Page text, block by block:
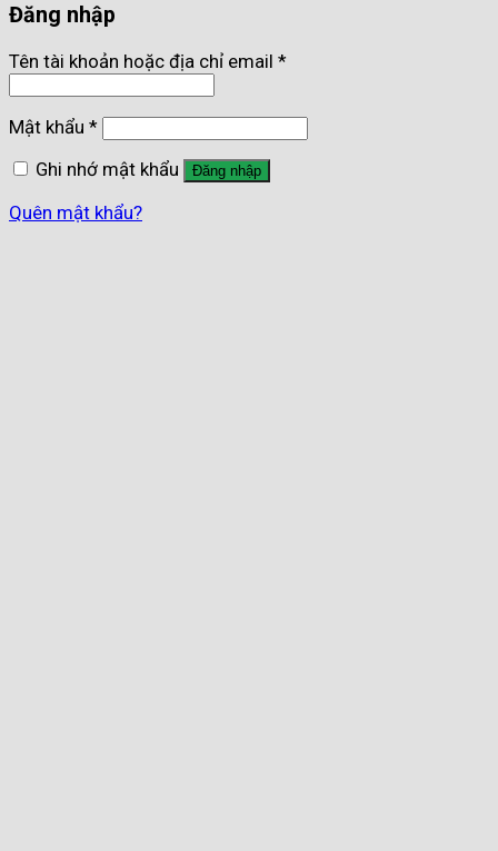
Đăng nhập
Tên tài khoản hoặc địa chỉ email *
Mật khẩu *
Ghi nhớ mật khẩu
Đăng nhập
Quên mật khẩu?